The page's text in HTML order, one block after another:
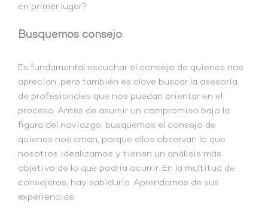
en primer lugar?
Busquemos consejo
Es fundamental escuchar el consejo de quienes nos
aprecian, pero también es clave buscar la asesoría
de profesionales que nos puedan orientar en el
proceso. Antes de asumir un compromiso bajo la
figura del noviazgo, busquemos el consejo de
quienes nos aman, porque ellos observan lo que
nosotros idealizamos y tienen un análisis más
objetivo de lo que podría ocurrir. En la multitud de
consejeros, hay sabiduría. Aprendamos de sus
experiencias.